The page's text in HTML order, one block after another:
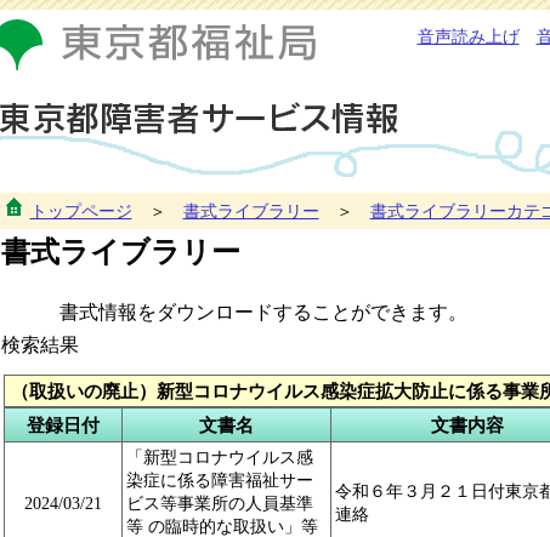
音声読み上げ
トップページ ＞ 書式ライブラリー ＞ 書式ライブラリーカテ
書式ライブラリー
書式情報をダウンロードすることができます。
検索結果
（取扱いの廃止）新型コロナウイルス感染症拡大防止に係る事業
登録日付
文書名 文書内容
2024/03/21
「新型コロナウイルス感
染症に係る障害福祉サー
ビス等事業所の人員基準
等 の臨時的な取扱い」等
令和６年３月２１日付東京
連絡